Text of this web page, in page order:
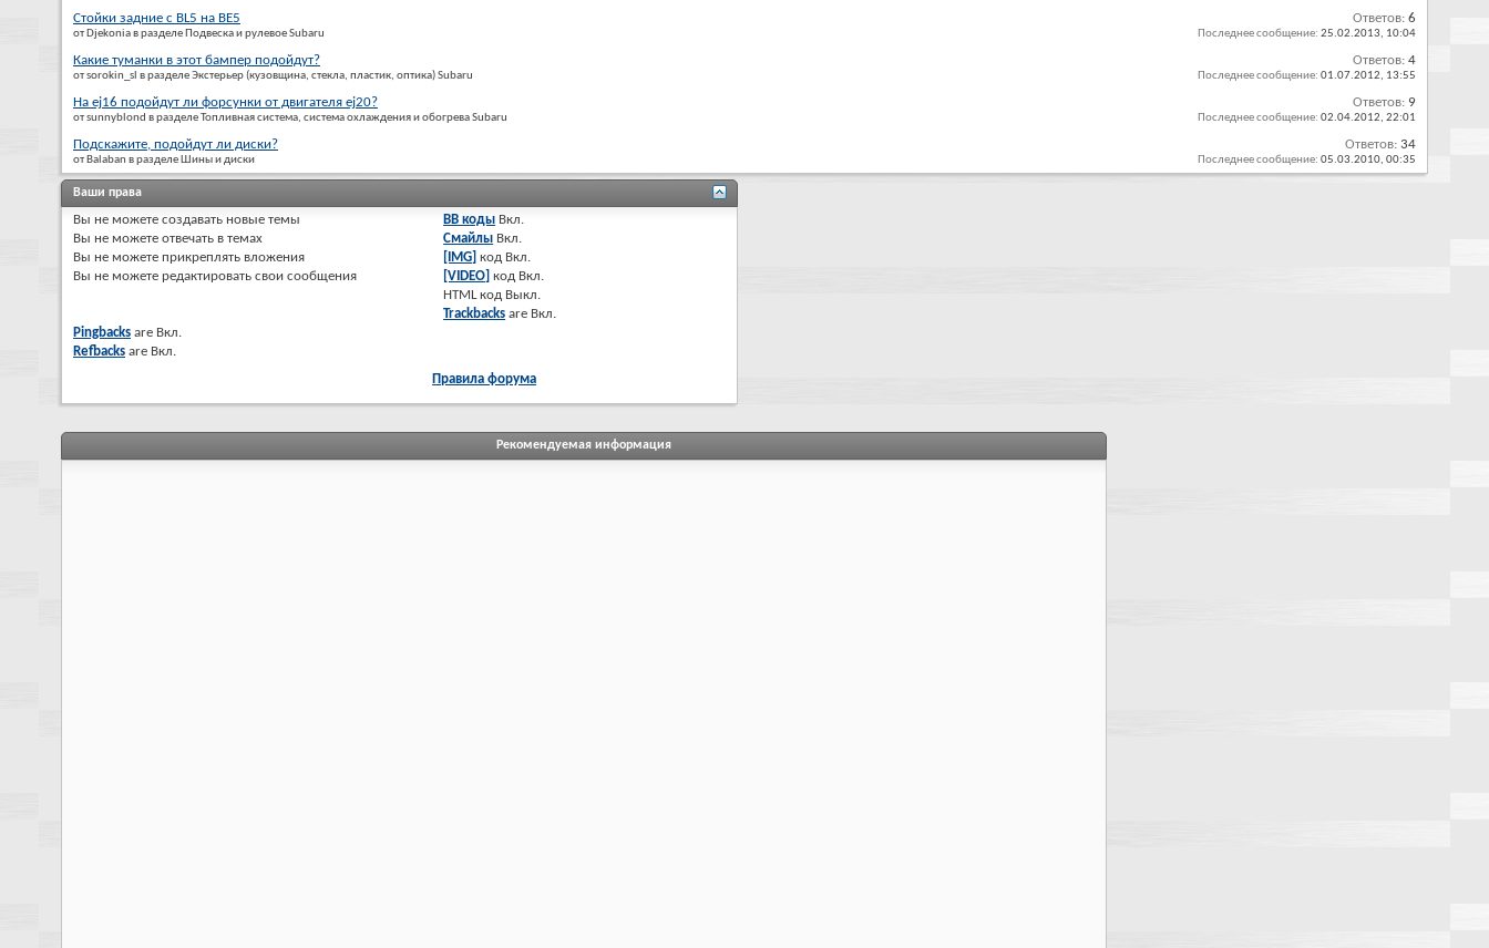
Стойки задние с BL5 на BE5
от Djekonia в разделе Подвеска и рулевое Subaru
Ответов: 6
Последнее сообщение: 25.02.2013, 10:04
Какие туманки в этот бампер подойдут?
от sorokin_sl в разделе Экстерьер (кузовщина, стекла, пластик, оптика) Subaru
Ответов: 4
Последнее сообщение: 01.07.2012, 13:55
На ej16 подойдут ли форсунки от двигателя ej20?
от sunnyblond в разделе Топливная система, система охлаждения и обогрева Subaru
Ответов: 9
Последнее сообщение: 02.04.2012, 22:01
Подскажите, подойдут ли диски?
от Balaban в разделе Шины и диски
Ответов: 34
Последнее сообщение: 05.03.2010, 00:35
Ваши права
Вы не можете создавать новые темы
Вы не можете отвечать в темах
Вы не можете прикреплять вложения
Вы не можете редактировать свои сообщения
BB коды Вкл.
Смайлы Вкл.
[IMG] код Вкл.
[VIDEO] код Вкл.
HTML код Выкл.
Trackbacks are Вкл.
Pingbacks are Вкл.
Refbacks are Вкл.
Правила форума
Рекомендуемая информация